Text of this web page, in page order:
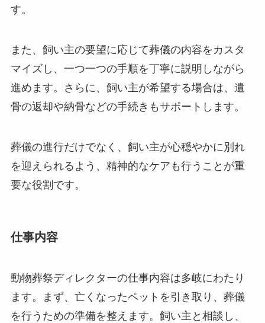
す。
また、飼い主の要望に応じて葬儀の内容をカスタ
マイズし、一つ一つの手順を丁寧に説明しながら
進めます。さらに、飼い主が希望する場合は、遺
骨の返却や納骨などの手続きもサポートします。
葬儀の進行だけでなく、飼い主が心穏やかに別れ
を迎えられるよう、精神的なケアも行うことが重
要な役割です。
仕事内容
動物葬祭ディレクターの仕事内容は多岐にわたり
ます。まず、亡くなったペットを引き取り、葬儀
を行うための準備を整えます。飼い主と相談し、